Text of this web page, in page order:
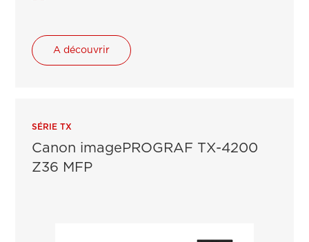
A découvrir
SÉRIE TX
Canon imagePROGRAF TX-4200
Z36 MFP